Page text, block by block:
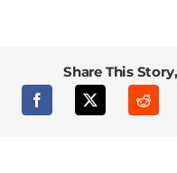
Share This